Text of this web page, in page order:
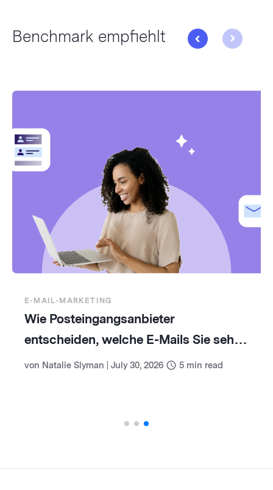
Benchmark empfiehlt
E-MAIL-MARKETING
Wie Posteingangsanbieter
entscheiden, welche E-Mails Sie sehen
(und wie Sie damit umgehen)
von Natalie Slyman July 30, 2026 5 min read